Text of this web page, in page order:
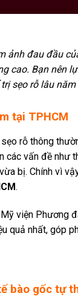
ảnh đau đầu
cao. Bạn nên
sẹo rỗ lâu
tại TPHCM
rỗ thông
các vấn đề như
bị. Chính vì
.
viện Phương
quả nhất, góp
bào gốc tự